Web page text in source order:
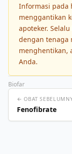
Informasi pada
menggantikan
apoteker.
dengan tenaga
menghentikan,
Anda.
Biofar
← OBAT
Fenofibrate